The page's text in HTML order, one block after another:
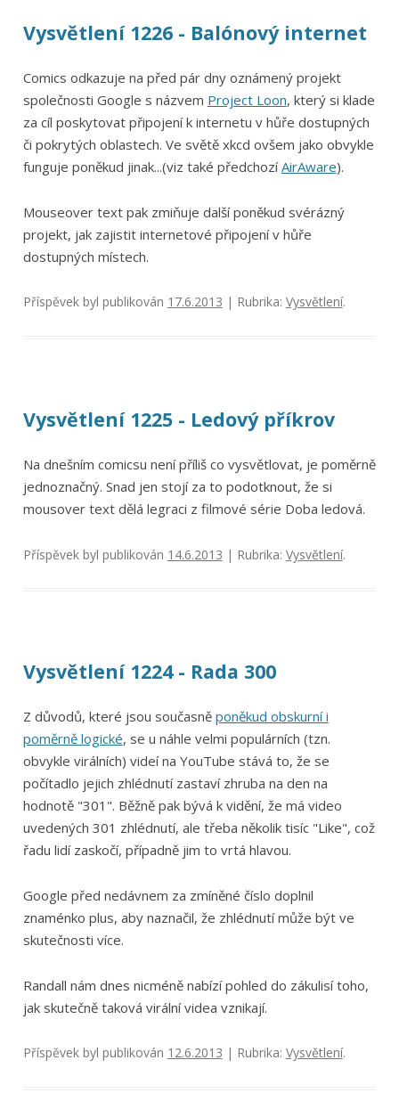
Vysvětlení 1226 - Balónový internet
Comics odkazuje na před pár dny oznámený projekt
společnosti Google s názvem Project Loon, který si klade
za cíl poskytovat připojení k internetu v hůře dostupných
či pokrytých oblastech. Ve světě xkcd ovšem jako obvykle
funguje poněkud jinak...(viz také předchozíAirAware).
Mouseover text pak zmiňuje další poněkud svérázný
projekt, jak zajistit internetové připojení v hůře
dostupných místech.
Příspěvek byl publikován 17.6.2013 | Rubrika: Vysvětlení.
Vysvětlení 1225 - Ledový příkrov
Na dnešním comicsu není příliš co vysvětlovat, je poměrně
jednoznačný. Snad jen stojí za to podotknout, že si
mousover text dělá legraci z filmové série Doba ledová.
Příspěvek byl publikován 14.6.2013 | Rubrika: Vysvětlení.
Vysvětlení 1224 - Rada 300
Z důvodů, které jsou současně poněkud obskurní i
poměrně logické, se u náhle velmi populárních (tzn.
obvykle virálních) videí na YouTube stává to, že se
počítadlo jejich zhlédnutí zastaví zhruba na den na
hodnotě "301". Běžně pak bývá k vidění, že má video
uvedených 301 zhlédnutí, ale třeba několik tisíc "Like", což
řadu lidí zaskočí, případně jim to vrtá hlavou.
Google před nedávnem za zmíněné číslo doplnil
znaménko plus, aby naznačil, že zhlédnutí může být ve
skutečnosti více.
Randall nám dnes nicméně nabízí pohled do zákulisí toho,
jak skutečně taková virální videa vznikají.
Příspěvek byl publikován 12.6.2013 | Rubrika: Vysvětlení.